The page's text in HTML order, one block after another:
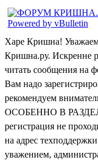
Харе Кришна!
Кришна.ру. Искренне
читать сообщения на
Вам надо
рекомендуем
ОСОБЕННО В
регистрация не
на адрес
уважением,